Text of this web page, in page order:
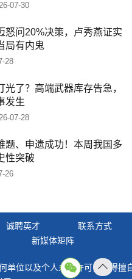
07-30
怒问20%决策，卢秀燕证实
局有内鬼
28
光了？高端武器库存告急，
发生
07-28
题、申遗成功！本周我国多
性突破
26
诚聘英才
联系方式
新媒体矩阵
单位以及个人未经许可，不得擅